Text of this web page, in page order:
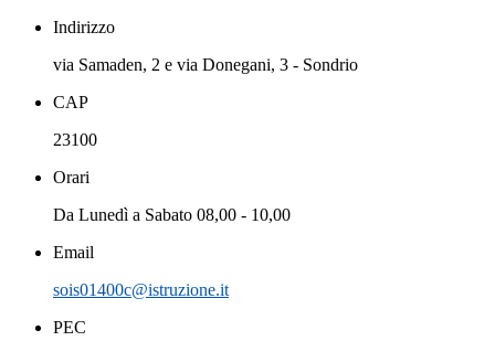
Indirizzo
via Samaden, 2 e via Donegani, 3 - Sondrio
CAP
23100
Orari
Da Lunedì a Sabato 08,00 - 10,00
Email
sois01400c@istruzione.it
PEC